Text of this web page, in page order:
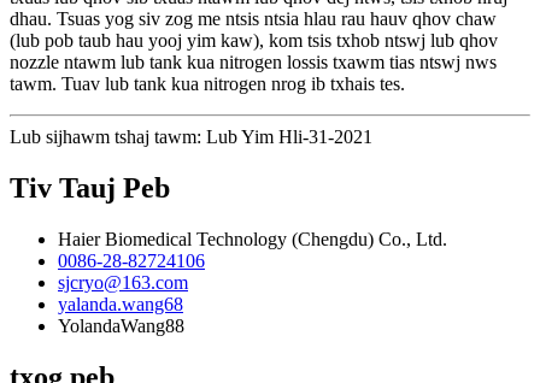
dhau. Tsuas yog siv zog me ntsis ntsia hlau rau hauv qhov chaw
(lub pob taub hau yooj yim kaw), kom tsis txhob ntswj lub qhov
nozzle ntawm lub tank kua nitrogen lossis txawm tias ntswj nws
tawm. Tuav lub tank kua nitrogen nrog ib txhais tes.
Lub sijhawm tshaj tawm: Lub Yim Hli-31-2021
Tiv Tauj Peb
Haier Biomedical Technology (Chengdu) Co., Ltd.
0086-28-82724106
sjcryo@163.com
yalanda.wang68
YolandaWang88
txog peb